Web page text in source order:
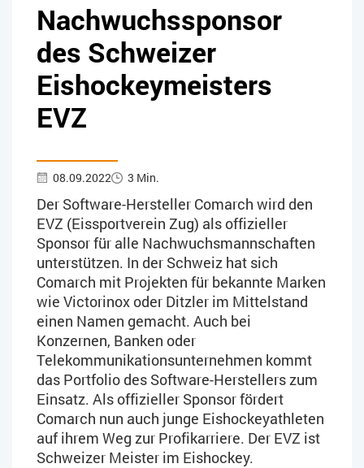
Nachwuchssponsor
des Schweizer
Eishockeymeisters
EVZ
08.09.2022 3 Min.
Der Software-Hersteller Comarch wird den
EVZ (Eissportverein Zug) als offizieller
Sponsor für alle Nachwuchsmannschaften
unterstützen. In der Schweiz hat sich
Comarch mit Projekten für bekannte Marken
wie Victorinox oder Ditzler im Mittelstand
einen Namen gemacht. Auch bei
Konzernen, Banken oder
Telekommunikationsunternehmen kommt
das Portfolio des Software-Herstellers zum
Einsatz. Als offizieller Sponsor fördert
Comarch nun auch junge Eishockeyathleten
auf ihrem Weg zur Profikarriere. Der EVZ ist
Schweizer Meister im Eishockey.